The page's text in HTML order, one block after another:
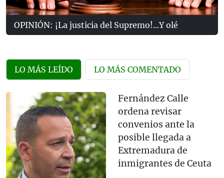
OPINIÓN: ¡La justicia del Supremo!...Y olé
LO MÁS LEÍDO LO MÁS COMENTADO
Fernández Calle
ordena revisar
convenios ante la
posible llegada a
Extremadura de
inmigrantes de Ceuta